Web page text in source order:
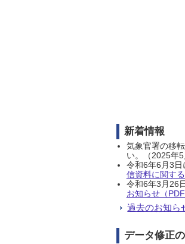
新着情報
気象官署の移
い。（2025年5
令和6年6月3
信資料に関す
令和6年3月26
お知らせ（
過去のお知ら
データ修正